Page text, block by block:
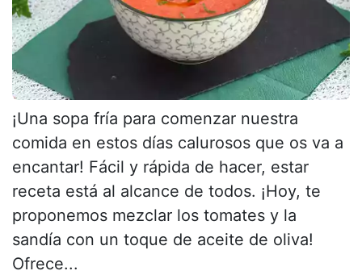
¡Una sopa fría para comenzar nuestra
comida en estos días calurosos que os va a
encantar! Fácil y rápida de hacer, estar
receta está al alcance de todos. ¡Hoy, te
proponemos mezclar los tomates y la
sandía con un toque de aceite de oliva!
Ofrece...